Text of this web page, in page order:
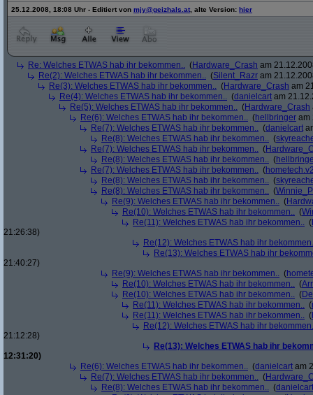
25.12.2008, 18:08 Uhr - Editiert von mjy@geizhals.at , alte Version: hier
Re: Welches ETWAS hab ihr bekommen.. (Hardware_Crash am
Re(2): Welches ETWAS hab ihr bekommen.. (Silent_Razr am
Re(3): Welches ETWAS hab ihr bekommen.. (Hardware_Crash am
Re(4): Welches ETWAS hab ihr bekommen.. (danielcart am
Re(5): Welches ETWAS hab ihr bekommen.. (Hardware_Crash
Re(6): Welches ETWAS hab ihr bekommen.. (hellbringer am
Re(7): Welches ETWAS hab ihr bekommen.. (danielcart
Re(8): Welches ETWAS hab ihr bekommen.. (
Re(7): Welches ETWAS hab ihr bekommen.. (
Re(8): Welches ETWAS hab ihr bekommen.. (
Re(7): Welches ETWAS hab ihr bekommen.. (
Re(8): Welches ETWAS hab ihr bekommen.. (
Re(8): Welches ETWAS hab ihr bekommen.. (
Re(9): Welches ETWAS hab ihr bekommen.. (
Re(10): Welches ETWAS hab ihr bekommen.. (
Re(11): Welches ETWAS hab ihr bekommen.. (
21:26:38)
Re(12): Welches ETWAS hab ihr
Re(13): Welches ETWAS hab ihr
21:40:27)
Re(9): Welches ETWAS hab ihr bekommen.. (
Re(10): Welches ETWAS hab ihr bekommen.. (
Re(10): Welches ETWAS hab ihr bekommen.. (
Re(11): Welches ETWAS hab ihr bekommen.. (
Re(11): Welches ETWAS hab ihr bekommen.. (
Re(12): Welches ETWAS hab ihr
21:12:28)
Re(13): Welches ETWAS hab ihr
12:31:20)
Re(6): Welches ETWAS hab ihr bekommen.. (danielcart am
Re(7): Welches ETWAS hab ihr bekommen.. (
Re(8): Welches ETWAS hab ihr bekommen.. (danielcart